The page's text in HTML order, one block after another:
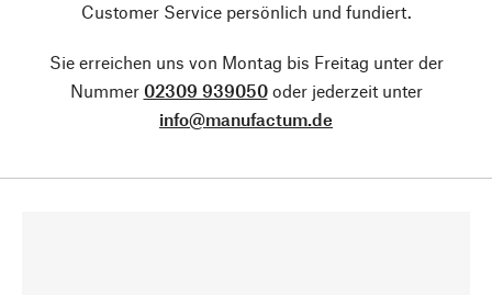
Customer Service persönlich und fundiert.
Sie erreichen uns von Montag bis Freitag unter der
Nummer 02309 939050oder jederzeit unter
info@manufactum.de